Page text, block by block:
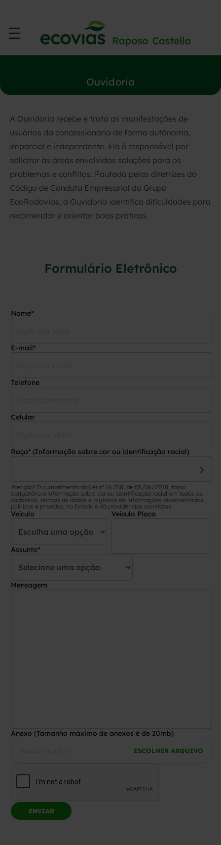
Ouvidoria
A Ouvidoria recebe e trata as manifestações de
usuários da concessionária de forma autônoma,
imparcial e independente. Ela é responsável por
solicitar às áreas envolvidas soluções para os
problemas e conflitos. Pautada pelas diretrizes do
Código de Conduta Empresarial do Grupo
EcoRodovias, a Ouvidoria identifica dificuldades para
recomendar e orientar boas práticas.
Formulário Eletrônico
Nome*
E-mail*
Telefone
Celular
Raça* (Informação sobre cor ou identificação racial)
Atenção! O cumprimento da Lei nº 16.758, de 08/06/2018, torna
obrigatório a informação sobre cor ou identificação racial em todos os
cadastros, bancos de dados e registros de informações assemelhados,
públicos e privados, no Estado e dá providências correlatas.
Veículo Veículo Placa
Assunto*
Mensagem
Anexo (Tamanho máximo de anexos é de 20mb)
ESCOLHER ARQUIVO